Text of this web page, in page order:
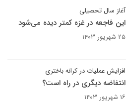
آغاز سال تحصیلی
این فاجعه در غزه کمتر دیده می‌شود
۲۵ شهریور ۱۴۰۳
افزایش عملیات در کرانه باختری
انتفاضه دیگری در راه است؟
۱۶ شهریور ۱۴۰۳